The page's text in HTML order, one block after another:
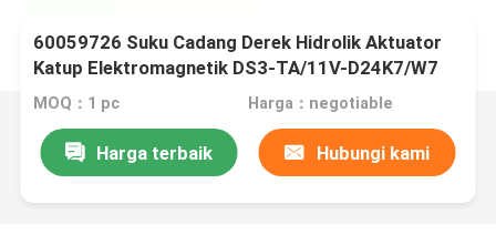
60059726 Suku Cadang Derek Hidrolik Aktuator
Katup Elektromagnetik DS3-TA/11V-D24K7/W7
MOQ：1 pc Harga：negotiable
Harga terbaik Hubungi kami